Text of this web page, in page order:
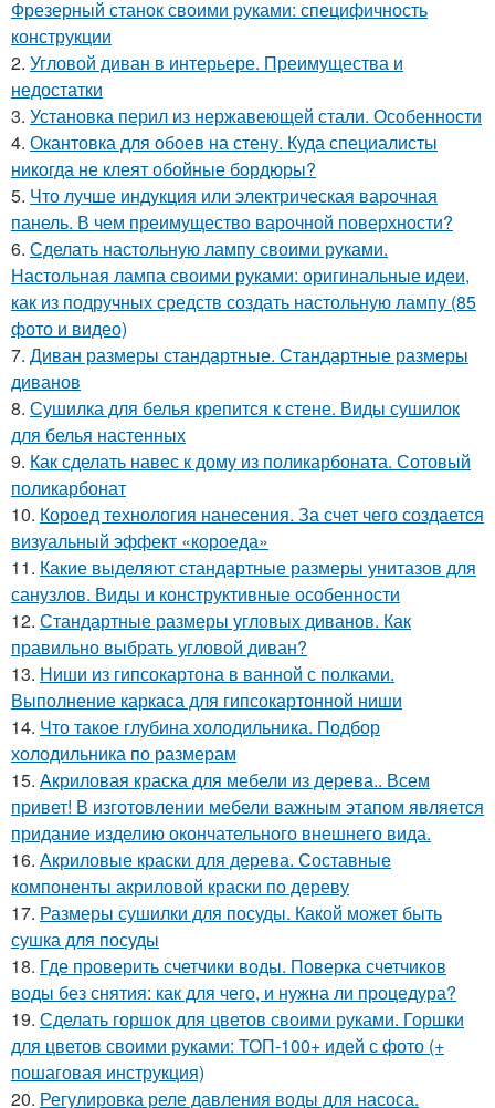
Фрезерный станок своими руками: специфичность
конструкции
2. Угловой диван в интерьере. Преимущества и
недостатки
3. Установка перил из нержавеющей стали. Особенности
4. Окантовка для обоев на стену. Куда специалисты
никогда не клеят обойные бордюры?
5. Что лучше индукция или электрическая варочная
панель. В чем преимущество варочной поверхности?
6. Сделать настольную лампу своими руками.
Настольная лампа своими руками: оригинальные идеи,
как из подручных средств создать настольную лампу (85
фото и видео)
7. Диван размеры стандартные. Стандартные размеры
диванов
8. Сушилка для белья крепится к стене. Виды сушилок
для белья настенных
9. Как сделать навес к дому из поликарбоната. Сотовый
поликарбонат
10. Короед технология нанесения. За счет чего создается
визуальный эффект «короеда»
11. Какие выделяют стандартные размеры унитазов для
санузлов. Виды и конструктивные особенности
12. Стандартные размеры угловых диванов. Как
правильно выбрать угловой диван?
13. Ниши из гипсокартона в ванной с полками.
Выполнение каркаса для гипсокартонной ниши
14. Что такое глубина холодильника. Подбор
холодильника по размерам
15. Акриловая краска для мебели из дерева.. Всем
привет! В изготовлении мебели важным этапом является
придание изделию окончательного внешнего вида.
16. Акриловые краски для дерева. Составные
компоненты акриловой краски по дереву
17. Размеры сушилки для посуды. Какой может быть
сушка для посуды
18. Где проверить счетчики воды. Поверка счетчиков
воды без снятия: как для чего, и нужна ли процедура?
19. Сделать горшок для цветов своими руками. Горшки
для цветов своими руками: ТОП-100+ идей с фото (+
пошаговая инструкция)
20. Регулировка реле давления воды для насоса.